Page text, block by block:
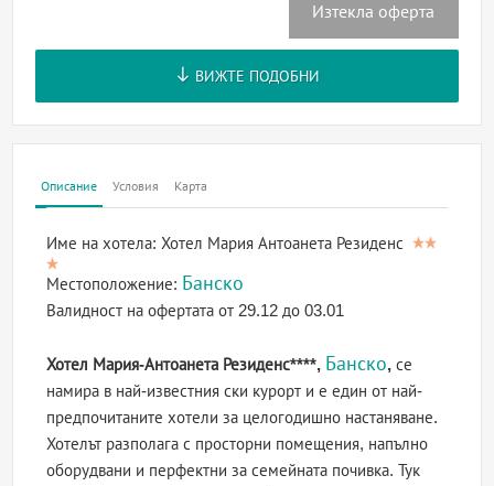
Изтекла оферта
ВИЖТЕ ПОДОБНИ
Описание Условия Карта
Име на хотела: Хотел Мария Антоанета Резиденс
Местоположение: Банско
Валидност на офертатаот 29.12 до 03.01
Хотел Мария-Антоанета Резиденс****, Банско, се
намира в най-известния ски курорт и е един от най-
предпочитаните хотели за целогодишно настаняване.
Хотелът разполага с просторни помещения, напълно
оборудвани и перфектни за семейната почивка. Тук